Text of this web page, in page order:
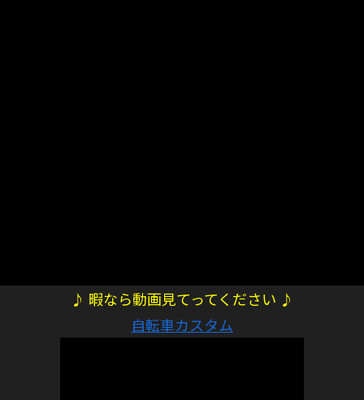
♪ 暇なら動画見てってください ♪
自転車カスタム